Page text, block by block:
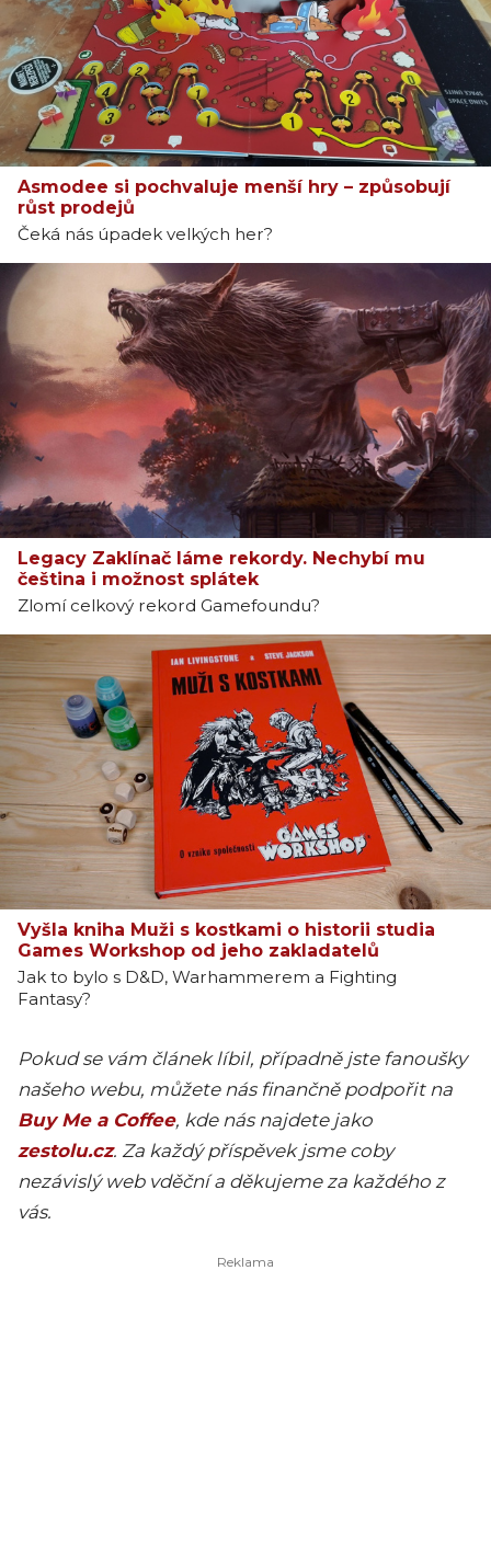
Asmodee si pochvaluje menší hry – způsobují
růst prodejů
Čeká nás úpadek velkých her?
Legacy Zaklínač láme rekordy. Nechybí mu
čeština i možnost splátek
Zlomí celkový rekord Gamefoundu?
Vyšla kniha Muži s kostkami o historii studia
Games Workshop od jeho zakladatelů
Jak to bylo s D&D, Warhammerem a Fighting
Fantasy?
Pokud se vám článek líbil, případně jste fanoušky
našeho webu, můžete nás finančně podpořit na
Buy Me a Coffee, kde nás najdete jako
zestolu.cz. Za každý příspěvek jsme coby
nezávislý web vděční a děkujeme za každého z
vás.